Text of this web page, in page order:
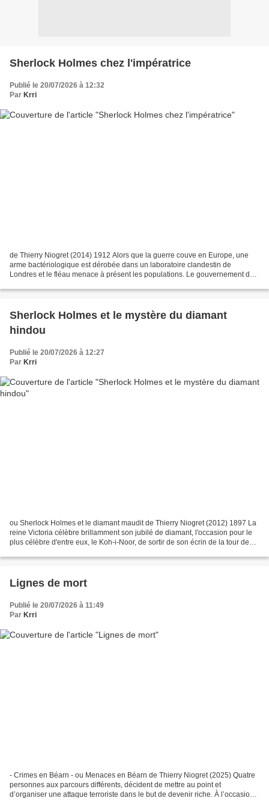
Sherlock Holmes chez l'impératrice
Publié le 20/07/2026 à 12:32
Par Krri
de Thierry Niogret (2014) 1912 Alors que la guerre couve en Europe, une
arme bactériologique est dérobée dans un laboratoire clandestin de
Londres et le fléau menace à présent les populations. Le gouvernement de
Sherlock Holmes et le mystère du diamant
hindou
Publié le 20/07/2026 à 12:27
Par Krri
ou Sherlock Holmes et le diamant maudit de Thierry Niogret (2012) 1897 La
reine Victoria célèbre brillamment son jubilé de diamant, l'occasion pour le
plus célèbre d'entre eux, le Koh-i-Noor, de sortir de son écrin de la tour de
Lignes de mort
Publié le 20/07/2026 à 11:49
Par Krri
- Crimes en Béarn - ou Menaces en Béarn de Thierry Niogret (2025) Quatre
personnes aux parcours différents, décident de mettre au point et
d’organiser une attaque terroriste dans le but de devenir riche. À l’occasion